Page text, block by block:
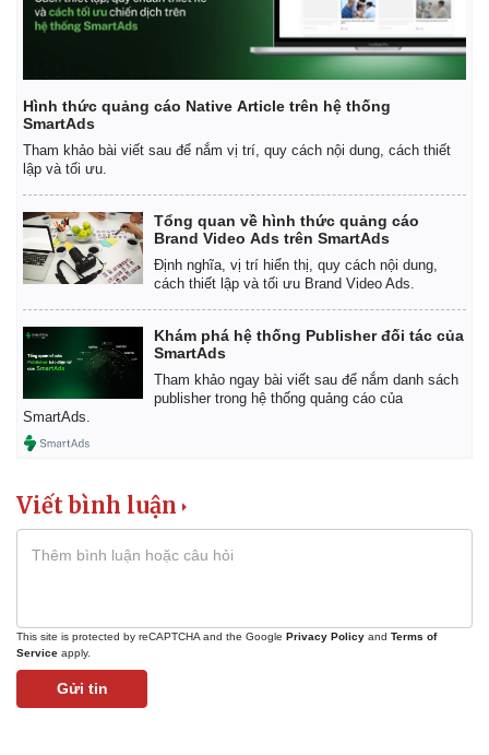
Kinh tế
Thị trường
Tỷ giá
Giá cà phê
Hình thức quảng cáo Native Article trên hệ thống
SmartAds
Tham khảo bài viết sau để nắm vị trí, quy cách nội dung, cách thiết
lập và tối ưu.
Tổng quan về hình thức quảng cáo
Brand Video Ads trên SmartAds
Định nghĩa, vị trí hiển thị, quy cách nội dung,
cách thiết lập và tối ưu Brand Video Ads.
Khám phá hệ thống Publisher đối tác của
SmartAds
Tham khảo ngay bài viết sau để nắm danh sách
publisher trong hệ thống quảng cáo của
SmartAds.
Viết bình luận
This site is protected by reCAPTCHA and the Google Privacy Policy and Terms of
Service apply.
Gửi tin